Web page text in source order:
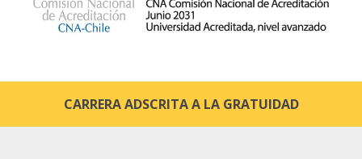
CARRERA ADSCRITA A LA GRATUIDAD